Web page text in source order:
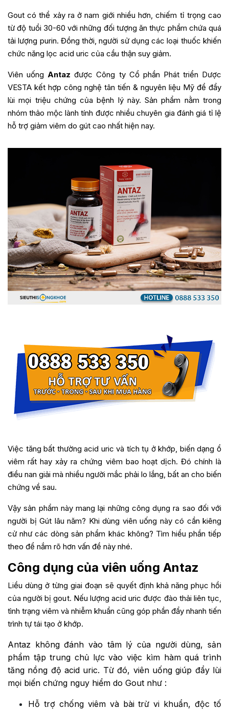
Gout có thể xảy ra ở nam giới nhiều hơn, chiếm tỉ trọng cao
từ độ tuổi 30-60 với những đối tượng ăn thực phẩm chứa quá
tải lượng purin. Đồng thời, người sử dụng các loại thuốc khiến
chức năng lọc acid uric của cầu thận suy giảm.
Viên uốngAntaz được Công ty Cổ phần Phát triển Dược
VESTA kết hợp công nghệ tân tiến & nguyên liệu Mỹ để đẩy
lùi mọi triệu chứng của bệnh lý này. Sản phẩm nằm trong
nhóm thảo mộc lành tính được nhiều chuyên gia đánh giá tỉ lệ
hỗ trợ giảm viêm do gút cao nhất hiện nay.
Việc tăng bất thường acid uric và tích tụ ở khớp, biến dạng ổ
viêm rất hay xảy ra chứng viêm bao hoạt dịch. Đó chính là
điều nan giải mà nhiều người mắc phải lo lắng, bất an cho biến
chứng về sau.
Vậy sản phẩm này mang lại những công dụng ra sao đối với
người bị Gút lâu năm? Khi dùng viên uống này có cần kiêng
cử như các dòng sản phẩm khác không? Tìm hiểu phần tiếp
theo để nắm rõ hơn vấn đề này nhé.
Công dụng của viên uống Antaz
Liều dùng ở từng giai đoạn sẽ quyết định khả năng phục hồi
của người bị gout. Nếu lượng acid uric được đào thải liên tục,
tình trạng viêm và nhiễm khuẩn cũng góp phần đẩy nhanh tiến
trình tự tái tạo ở khớp.
Antaz không đánh vào tâm lý của người dùng, sản
phẩm tập trung chủ lực vào việc kìm hàm quá trình
tăng nồng độ acid uric. Từ đó, viên uống giúp đẩy lùi
mọi biến chứng nguy hiểm do Gout như :
Hỗ trợ chống viêm và bài trừ vi khuẩn, độc tố